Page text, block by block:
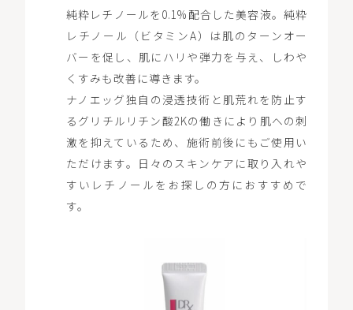
純粋レチノールを0.1%配合した美容液。純粋
レチノール（ビタミンA）は肌のターンオー
バーを促し、肌にハリや弾力を与え、しわや
くすみも改善に導きます。
ナノエッグ独自の浸透技術と肌荒れを防止す
るグリチルリチン酸2Kの働きにより肌への刺
激を抑えているため、施術前後にもご使用い
ただけます。日々のスキンケアに取り入れや
すいレチノールをお探しの方におすすめで
す。